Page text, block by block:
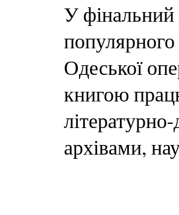
У фінальний
Одеської
книгою
архівами,